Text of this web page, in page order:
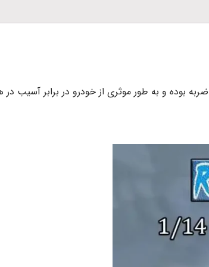
ضد ضربه بوده و به طور موثری از خودرو در برابر آسیب در